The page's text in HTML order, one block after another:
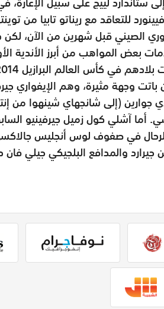
للتعاقد مع ريناتو تابيا من
الصيني قبل شهرين من الآن، لكن
بعض المواهب من أبرز الأندية
وجهة مثيرة، وهم الإيفواري
(إلى شانجهاي شينهوا من
أما آشلي كول زميل جيرفينيو
في صفوف لوس أنجليس
والمدافع البلجيكي جيلي فان